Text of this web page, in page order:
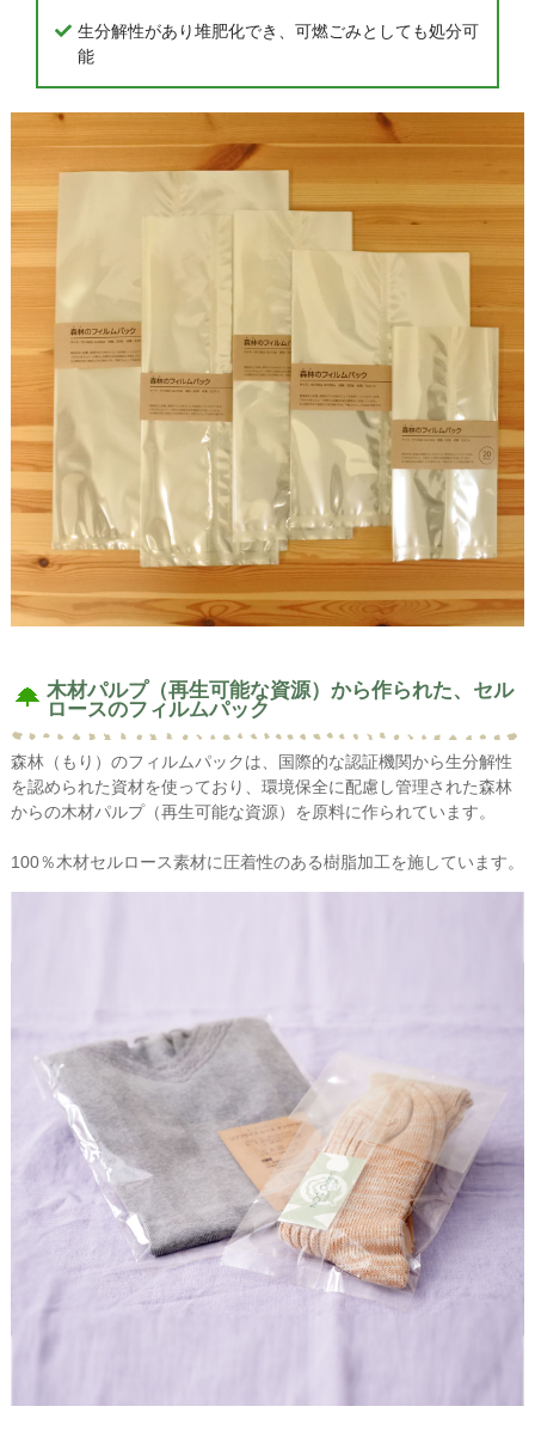
生分解性があり堆肥化でき、可燃ごみとしても処分可
能
木材パルプ（再生可能な資源）から作られた、セル
ロースのフィルムパック
森林（もり）のフィルムパックは、国際的な認証機関から生分解性
を認められた資材を使っており、環境保全に配慮し管理された森林
からの木材パルプ（再生可能な資源）を原料に作られています。
100％木材セルロース素材に圧着性のある樹脂加工を施しています。